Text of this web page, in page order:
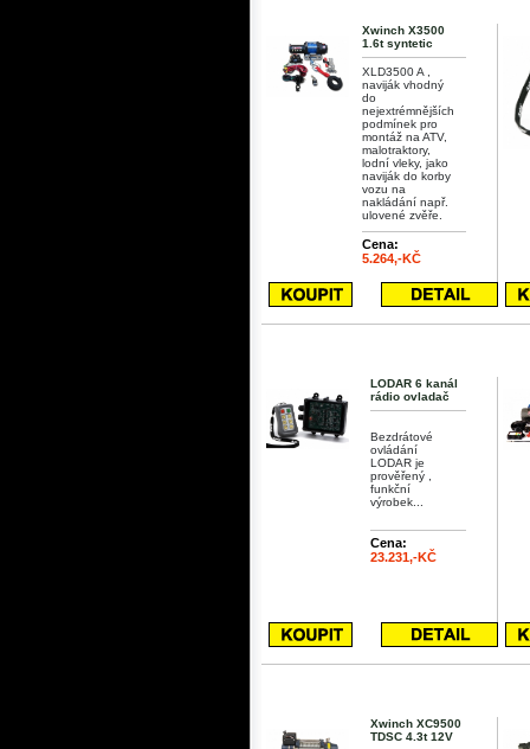
Xwinch X3500
1.6t syntetic
XLD3500 A ,
naviják vhodný
do
nejextrémnějších
podmínek pro
montáž na ATV,
malotraktory,
lodní vleky, jako
naviják do korby
vozu na
nakládání např.
ulovené zvěře.
Cena:
5.264,-KČ
LODAR 6 kanál
rádio ovladač
Bezdrátové
ovládání
LODAR je
prověřený ,
funkční
výrobek...
Cena:
23.231,-KČ
Xwinch XC9500
TDSC 4.3t 12V